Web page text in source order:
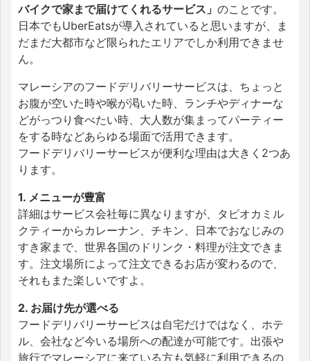
バイクで家まで届けてくれるサービス」 のことです。
日本でもUberEatsが導入されていると思いますが、ま
だまだ大都市など限られたエリアでしか利用できませ
ん。
マレーシアのフードデリバリーサービスは、ちょっと
お腹が空いた時や喉が渇いた時、ランチやディナーな
どがっつり食べたい時、大人数が集まってパーティー
をする時などあらゆる場面で活用できます。
フードデリバリーサービスが便利な理由は大きく2つあ
ります。
1. メニューが豊富
詳細はサービス会社毎に異なりますが、タピオカミル
クティーからカレーナン、チキン、日本でおなじみの
すき家まで、世界各国のドリンク・料理が注文できま
す。注文場所によって注文できるお店が変わるので、
それもまた楽しいですよ。
2. お届け先が選べる
フードデリバリーサービスは自宅だけではなく、ホテ
ル、会社など今いる場所への配達が可能です。出張や
旅行でマレーシアに来ている方も気軽に利用できるの